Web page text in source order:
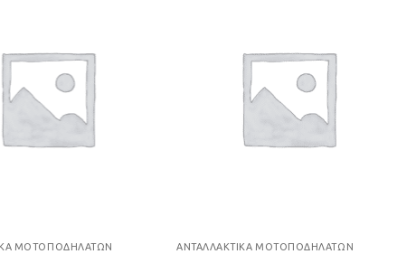
ΜΟΤΟΠΟΔΗΛΆΤΩΝ ΑΝΤΑΛΛΑΚΤΙΚΆ ΜΟΤΟΠΟΔΗΛΆΤΩΝ